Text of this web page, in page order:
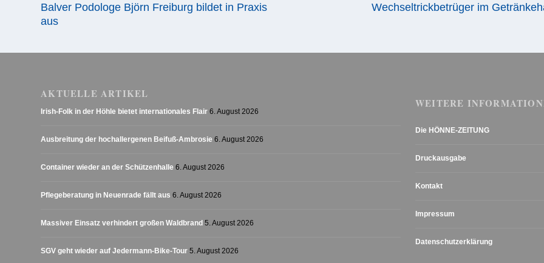
Balver Podologe Björn Freiburg bildet in Praxis
aus
Wechseltrickbetrüger im
AKTUELLE ARTIKEL
Irish-Folk in der Höhle bietet internationales Flair 6. August 2026
Ausbreitung der hochallergenen Beifuß-Ambrosie 6. August 2026
Container wieder an der Schützenhalle 6. August 2026
Pflegeberatung in Neuenrade fällt aus 6. August 2026
Massiver Einsatz verhindert großen Waldbrand 5. August 2026
SGV geht wieder auf Jedermann-Bike-Tour 5. August 2026
WEITERE
Die HÖNNE-ZEITUNG
Druckausgabe
Kontakt
Impressum
Datenschutzerklärung